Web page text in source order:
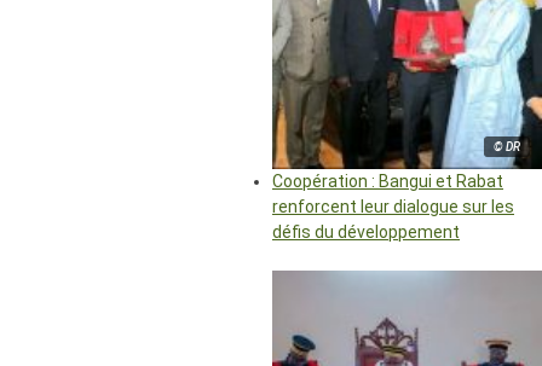
© DR
Coopération : Bangui et Rabat
renforcent leur dialogue sur les
défis du développement